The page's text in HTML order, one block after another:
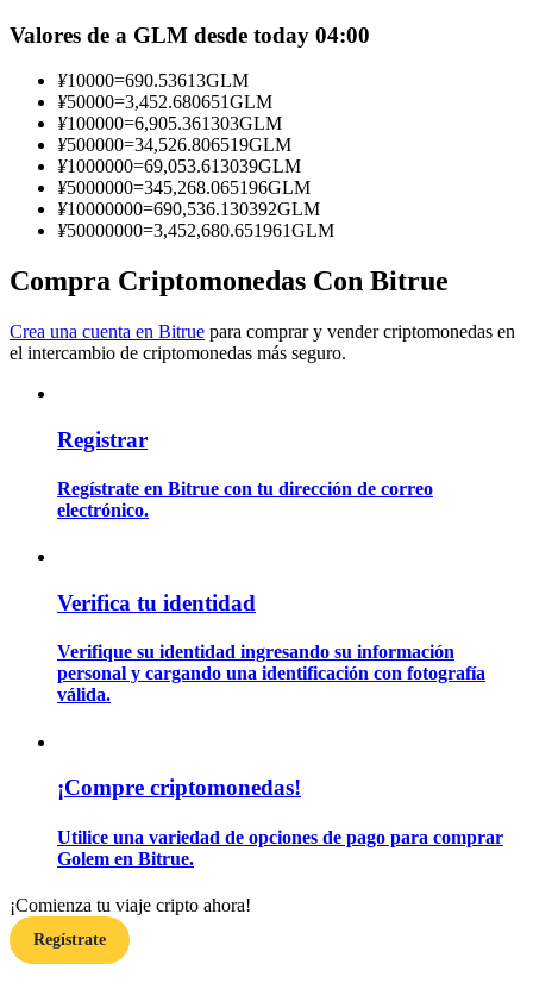
Análisis de big data que incluye información comercial, etc.
Aprenda cómo mantenerse rentable
Valores de a GLM desde today 04:00
¥10000=690.53613GLM
¥50000=3,452.680651GLM
¥100000=6,905.361303GLM
¥500000=34,526.806519GLM
¥1000000=69,053.613039GLM
¥5000000=345,268.065196GLM
¥10000000=690,536.130392GLM
¥50000000=3,452,680.651961GLM
Compra Criptomonedas Con Bitrue
Crea una cuenta en Bitrue para comprar y vender criptomonedas en
el intercambio de criptomonedas más seguro.
Registrar
Regístrate en Bitrue con tu dirección de correo
electrónico.
Verifica tu identidad
Verifique su identidad ingresando su información
personal y cargando una identificación con fotografía
válida.
¡Compre criptomonedas!
Utilice una variedad de opciones de pago para comprar
Golem en Bitrue.
¡Comienza tu viaje cripto ahora!
Regístrate